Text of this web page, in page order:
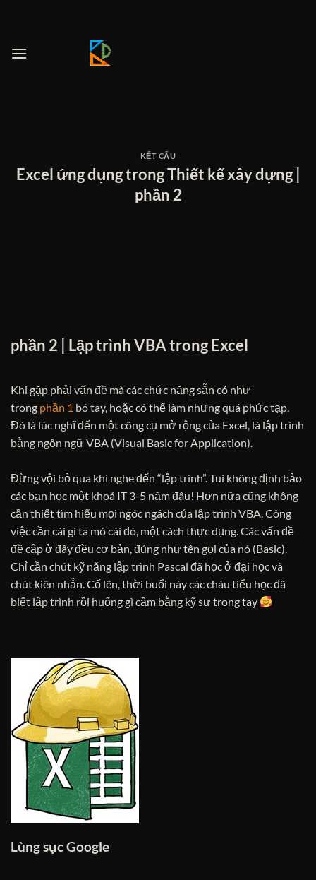
dung
KẾT CẤU
Excel ứng dụng trong Thiết kế xây dựng |
phần 2
phần 2 | Lập trình VBA trong Excel
Khi gặp phải vấn đề mà các chức năng sẵn có như
trong phần 1 bó tay, hoặc có thể làm nhưng quá phức tạp.
Đó là lúc nghĩ đến một công cụ mở rộng của Excel, là lập trình
bằng ngôn ngữ VBA (Visual Basic for Application).
Đừng vội bỏ qua khi nghe đến “lập trình”. Tui không định bảo
các bạn học một khoá IT 3-5 năm đâu! Hơn nữa cũng không
cần thiết tìm hiểu mọi ngóc ngách của lập trình VBA. Công
việc cần cái gì ta mò cái đó, một cách thực dụng. Các vấn đề
đề cập ở đây đều cơ bản, đúng như tên gọi của nó (Basic).
Chỉ cần chút kỹ năng lập trình Pascal đã học ở đại học và
chút kiên nhẫn. Cố lên, thời buổi này các cháu tiểu học đã
biết lập trình rồi huống gì cầm bằng kỹ sư trong tay
Lùng sục Google